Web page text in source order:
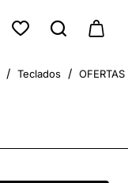
Teclados